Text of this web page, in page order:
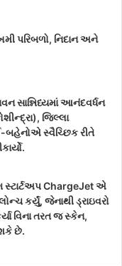
પરિબળો, નિદાન અને
સાન્નિધ્યમાં આનંદવર્ધન
જિલ્લા
બહેનોએ સ્વૈચ્છિક રીતે
સ્ટાર્ટઅપ ChargeJet એ
કર્યું, જેનાથી ડ્રાઇવરો
વિના તરત જ સ્કેન,
છે.